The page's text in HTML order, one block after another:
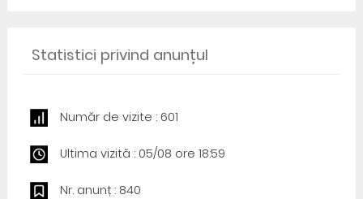
Statistici privind anunțul
Număr de vizite : 601
Ultima vizită : 05/08 ore 18:59
Nr. anunț : 840